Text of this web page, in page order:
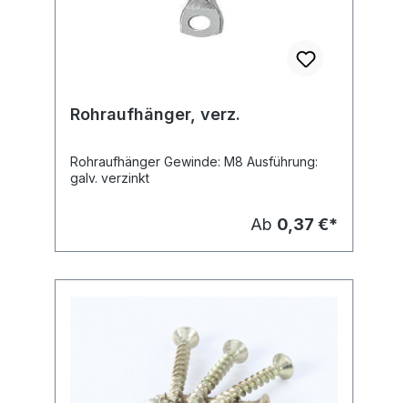
Rohraufhänger, verz.
Rohraufhänger Gewinde: M8 Ausführung:
galv. verzinkt
Ab 0,37 €*